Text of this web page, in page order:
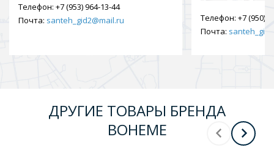
Телефон: +7 (953) 964-13-44
Почта: santeh_gid2@mail.ru Телефон: +7 (950)
Почта:
ДРУГИЕ ТОВАРЫ БРЕНДА
BOHEME